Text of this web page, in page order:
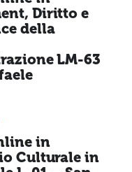
Diritto e
della
LM-63
in
Culturale in